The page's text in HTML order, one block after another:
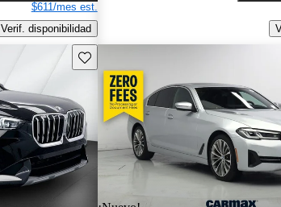
$611/mes est.
Verif. disponibilidad
Guarda este Aviso